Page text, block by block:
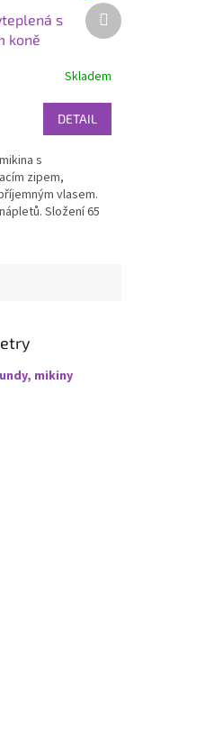
s
koně
Skladem
DETAIL
s
zipem,
vlasem.
Složení 65
Další
produkt
mikiny